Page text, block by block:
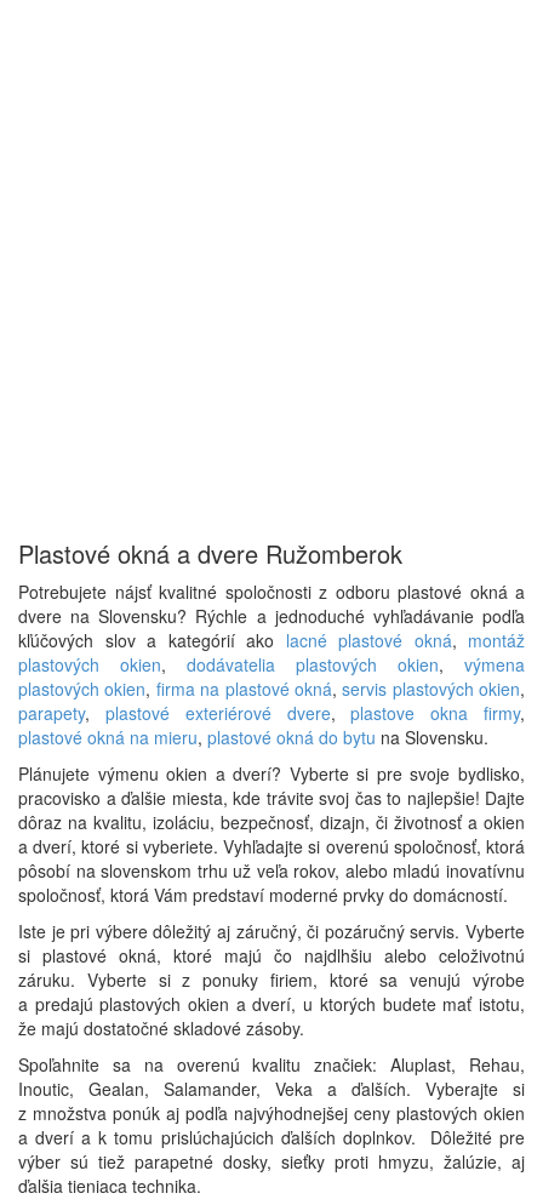
Plastové okná a dvere Ružomberok
Potrebujete nájsť kvalitné spoločnosti z odboru plastové okná a
dvere na Slovensku? Rýchle a jednoduché vyhľadávanie podľa
kľúčových slov a kategórií ako lacné plastové okná, montáž
plastových okien, dodávatelia plastových okien, výmena
plastových okien, firma na plastové okná,servis plastových okien,
parapety, plastové exteriérové dvere,plastove okna firmy,
plastové okná na mieru, plastové okná do bytu na Slovensku.
Plánujete výmenu okien a dverí? Vyberte si pre svoje bydlisko,
pracovisko a ďalšie miesta, kde trávite svoj čas to najlepšie! Dajte
dôraz na kvalitu, izoláciu, bezpečnosť, dizajn, či životnosť a okien
a dverí, ktoré si vyberiete. Vyhľadajte si overenú spoločnosť, ktorá
pôsobí na slovenskom trhu už veľa rokov, alebo mladú inovatívnu
spoločnosť, ktorá Vám predstaví moderné prvky do domácností.
Iste je pri výbere dôležitý aj záručný, či pozáručný servis. Vyberte
si plastové okná, ktoré majú čo najdlhšiu alebo celoživotnú
záruku. Vyberte si z ponuky firiem, ktoré sa venujú výrobe
a predajú plastových okien a dverí, u ktorých budete mať istotu,
že majú dostatočné skladové zásoby.
Spoľahnite sa na overenú kvalitu značiek: Aluplast, Rehau,
Inoutic, Gealan, Salamander, Veka a ďalších. Vyberajte si
z množstva ponúk aj podľa najvýhodnejšej ceny plastových okien
a dverí a k tomu prislúchajúcich ďalších doplnkov. Dôležité pre
výber sú tiež parapetné dosky, sieťky proti hmyzu, žalúzie, aj
ďalšia tieniaca technika.